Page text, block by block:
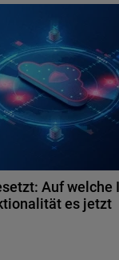
Auf welche
es jetzt